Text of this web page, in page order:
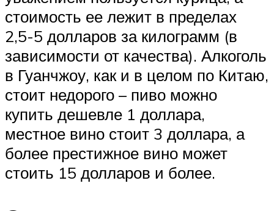
стоимость ее лежит в пределах
2,5-5 долларов за килограмм (в
зависимости от качества). Алкоголь
в Гуанчжоу, как и в целом по Китаю,
стоит недорого – пиво можно
купить дешевле 1 доллара,
местное вино стоит 3 доллара, а
более престижное вино может
стоить 15 долларов и более.